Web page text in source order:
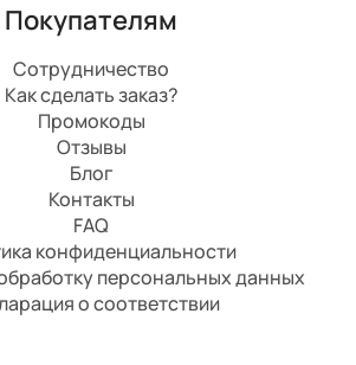
Покупателям
Сотрудничество
Как сделать заказ?
Промокоды
Отзывы
Блог
Контакты
FAQ
конфиденциальности
персональных данных
о соответствии